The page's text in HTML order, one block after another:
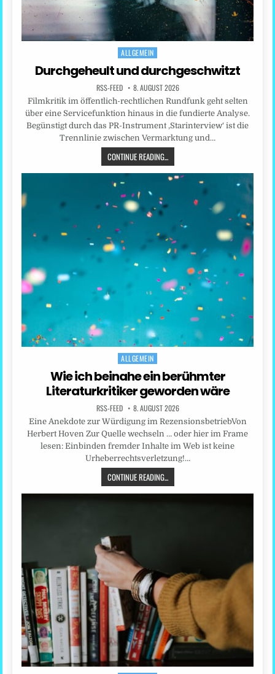
Posted
ALLGEMEIN
Durchgeheult und durchgeschwitzt
RSS-FEED 8. AUGUST 2026
Filmkritik im öffentlich-rechtlichen Rundfunk geht selten
über eine Servicefunktion hinaus in die fundierte Analyse.
Begünstigt durch das PR-Instrument ‚Starinterview‘ ist die
Trennlinie zwischen Vermarktung und…
CONTINUE READING...
Posted
ALLGEMEIN
Wie ich beinahe ein berühmter
Literaturkritiker geworden wäre
RSS-FEED 8. AUGUST 2026
Eine Anekdote zur Würdigung im RezensionsbetriebVon
Herbert Hoven Zur Quelle wechseln … oder hier im Frame
lesen: Einbinden fremder Inhalte im Web ist keine
Urheberrechtsverletzung!…
CONTINUE READING...